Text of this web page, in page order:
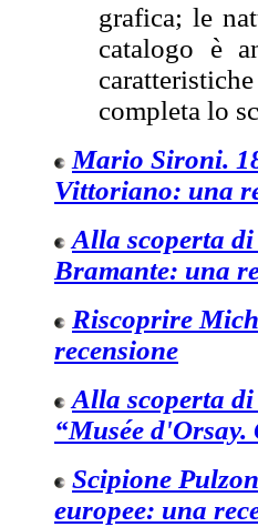
grafica; le
catalogo è
completa lo
Mario Sironi.
Vittoriano: una
Alla scoperta
Bramante: una
Riscoprire
recensione
Alla scoperta
“Musée
Scipione
europee: una